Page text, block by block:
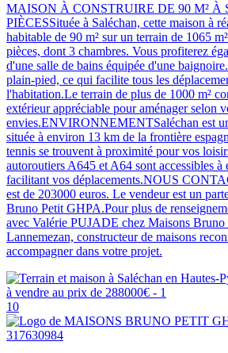
MAISON À CONSTRUIRE DE 90 M² À
PIÈCESSituée à Saléchan, cette maison à
habitable de 90 m² sur un terrain de 1065
pièces, dont 3 chambres. Vous profiterez
d'une salle de bains équipée d'une
plain-pied, ce qui facilite tous les
l'habitation.Le terrain de plus de 1000 m²
extérieur appréciable pour aménager selon
envies.ENVIRONNEMENTSaléchan est
située à environ 13 km de la frontière
tennis se trouvent à proximité pour vos
autoroutiers A645 et A64 sont accessibles
facilitant vos déplacements.NOUS
est de 203000 euros. Le vendeur est un
Bruno Petit GHPA.Pour plus de
avec Valérie PUJADE chez Maisons
Lannemezan, constructeur de maisons
accompagner dans votre projet.
10